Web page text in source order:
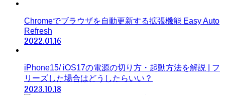
Chromeでブラウザを自動更新する拡張機能 Easy Auto
Refresh
2022.01.16
iPhone15/ iOS17の電源の切り方・起動方法を解説 | フ
リーズした場合はどうしたらいい？
2023.10.18